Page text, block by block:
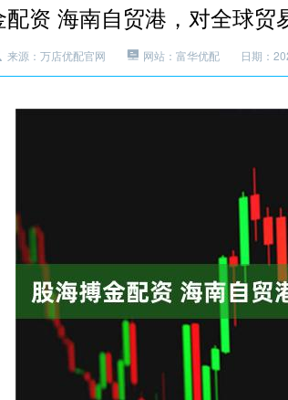
配资 海南自贸港，对全球贸
来源：万店优配官网 网站：富华优配 日期：